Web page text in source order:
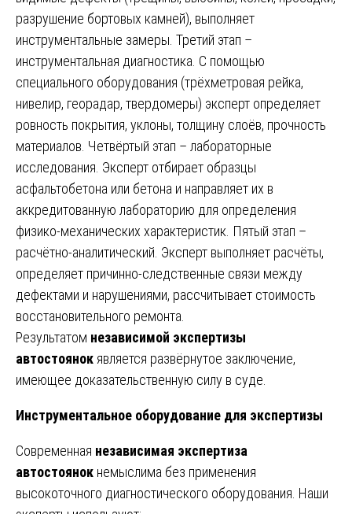
разрушение бортовых камней), выполняет
инструментальные замеры. Третий этап –
инструментальная диагностика. С помощью
специального оборудования (трёхметровая рейка,
нивелир, георадар, твердомеры) эксперт определяет
ровность покрытия, уклоны, толщину слоёв, прочность
материалов. Четвёртый этап – лабораторные
исследования. Эксперт отбирает образцы
асфальтобетона или бетона и направляет их в
аккредитованную лабораторию для определения
физико-механических характеристик. Пятый этап –
расчётно-аналитический. Эксперт выполняет расчёты,
определяет причинно-следственные связи между
дефектами и нарушениями, рассчитывает стоимость
восстановительного ремонта.
Результатом независимой экспертизы
автостоянок является развёрнутое заключение,
имеющее доказательственную силу в суде.
Инструментальное оборудование для экспертизы
Современная независимая экспертиза
автостоянок немыслима без применения
высокоточного диагностического оборудования. Наши